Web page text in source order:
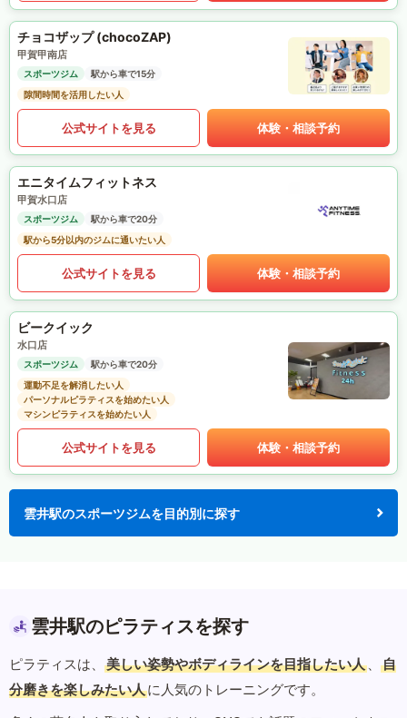
チョコザップ (chocoZAP)
甲賀甲南店
スポーツジム
駅から車で15分
隙間時間を活用したい人
公式サイトを見る 体験・相談予約
エニタイムフィットネス
甲賀水口店
スポーツジム
駅から車で20分
駅から5分以内のジムに通いたい人
公式サイトを見る 体験・相談予約
ビークイック
水口店
スポーツジム
駅から車で20分
運動不足を解消したい人
パーソナルピラティスを始めたい人
マシンピラティスを始めたい人
公式サイトを見る 体験・相談予約
雲井駅のスポーツジムを目的別に探す
雲井駅のピラティスを探す
ピラティスは、 美しい姿勢やボディラインを目指したい人 、
自
分磨きを楽しみたい人に人気のトレーニングです。